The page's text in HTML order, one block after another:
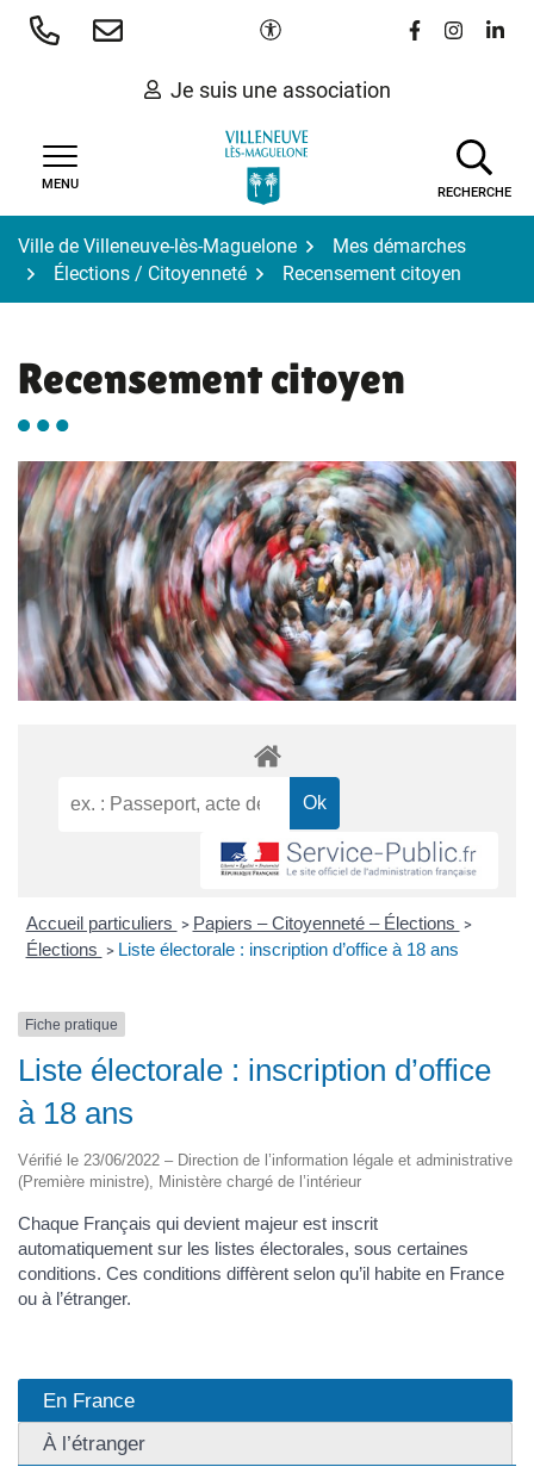
Aller
Paramètres d'accessibilité
Lien vers le
Lien vers
Lien
Je suis une association
MENU
RECHERCHE
Ville de Villeneuve-lès-Maguelone
Mes démarches
Élections / Citoyenneté
Recensement citoyen
Recensement citoyen
Accueil particuliers > Papiers – Citoyenneté – Élections >
Élections > Liste électorale : inscription d’office à 18 ans
Fiche pratique
Liste électorale : inscription d’office
à 18 ans
Vérifié le 23/06/2022 – Direction de l’information légale et administrative
(Première ministre), Ministère chargé de l’intérieur
Chaque Français qui devient majeur est inscrit
automatiquement sur les listes électorales, sous certaines
conditions. Ces conditions diffèrent selon qu’il habite en France
ou à l’étranger.
En France
À l’étranger